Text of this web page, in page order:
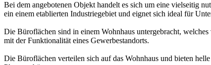
Bei dem angebotenen Objekt handelt es sich um eine vielseitig
ein einem etablierten Industriegebiet und eignet sich ideal für
Die Büroflächen sind in einem Wohnhaus untergebracht,
mit der Funktionalität eines Gewerbestandorts.
Die Büroflächen verteilen sich auf das Wohnhaus und bieten